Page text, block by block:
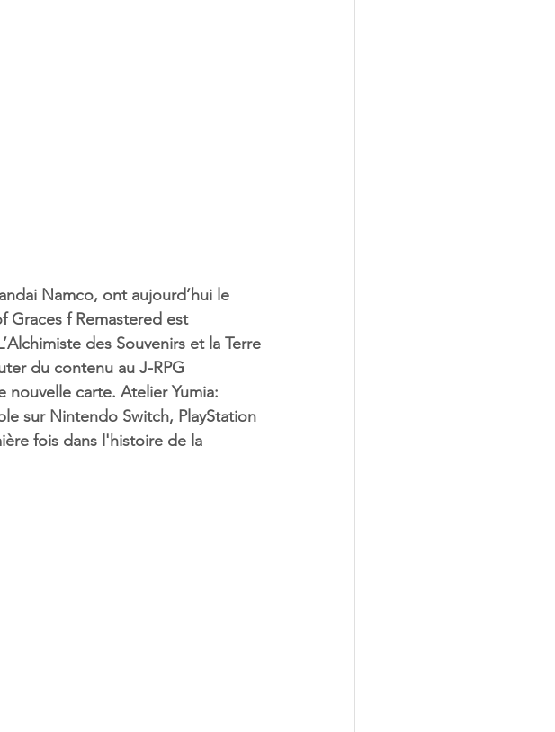
Namco, ont aujourd’hui le
f Remastered est
des Souvenirs et la Terre
du contenu au J-RPG
nouvelle carte. Atelier Yumia:
sur Nintendo Switch, PlayStation
fois dans l'histoire de la